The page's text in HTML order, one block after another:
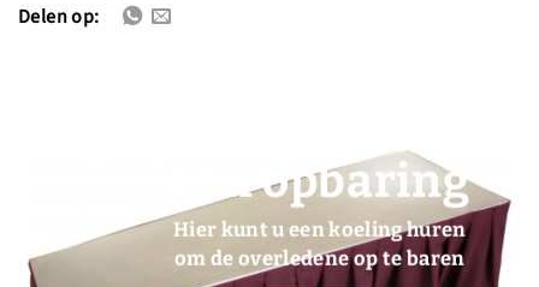
Delen op:
Koeling voor
een opbaring
Hier kunt u een koeling huren
om de overledene op te baren